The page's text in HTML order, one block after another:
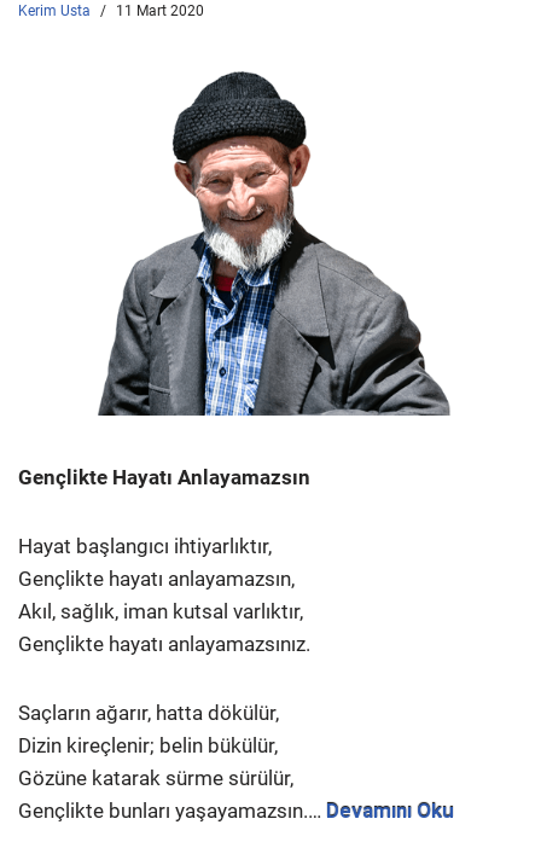
Kerim Usta 11 Mart 2020
Gençlikte Hayatı Anlayamazsın
Hayat başlangıcı ihtiyarlıktır,
Gençlikte hayatı anlayamazsın,
Akıl, sağlık, iman kutsal varlıktır,
Gençlikte hayatı anlayamazsınız.
Saçların ağarır, hatta dökülür,
Dizin kireçlenir; belin bükülür,
Gözüne katarak sürme sürülür,
Gençlikte bunları yaşayamazsın.… Devamını Oku